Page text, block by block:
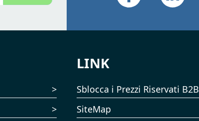
LINK
Sblocca i Prezzi Riservati B2B
SiteMap